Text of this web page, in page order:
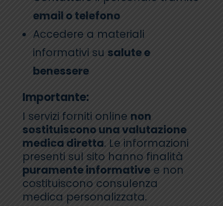
email o telefono
Accedere a materiali
informativi su salute e
benessere
Importante:
I servizi forniti online non
sostituiscono una valutazione
medica diretta. Le informazioni
presenti sul sito hanno finalità
puramente informativee non
costituiscono consulenza
medica personalizzata.